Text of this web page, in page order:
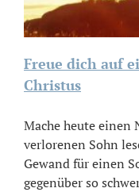
Freue dich auf
Christus
Mache heute einen
verlorenen Sohn
Gewand für einen
gegenüber so